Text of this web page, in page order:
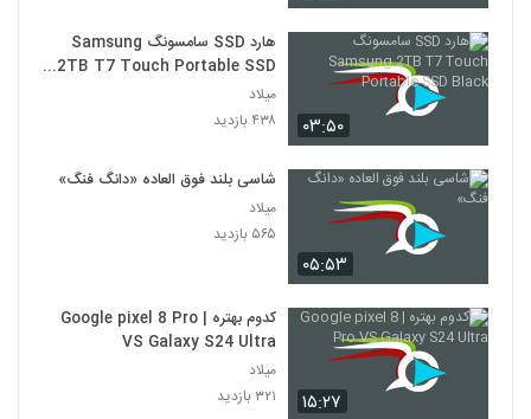
۰۳:۵۰
هارد SSD سامسونگ Samsung
2TB T7 Touch Portable SSD
Black
میلاد
۴۳۸ بازدید
۰۵:۵۳
شاسی بلند فوق العاده «دانگ فنگ»
میلاد
۵۶۵ بازدید
۱۵:۲۷
کدوم بهتره | Google pixel 8 Pro
VS Galaxy S24 Ultra
میلاد
۳۲۱ بازدید